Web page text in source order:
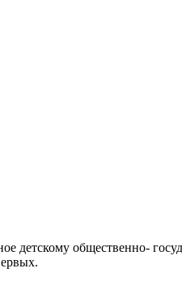
общественно-